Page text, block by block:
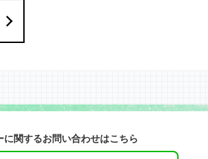
に関するお問い合わせはこちら